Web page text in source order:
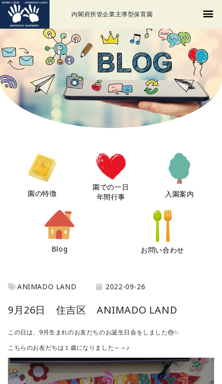
内閣府所管企業主導型保育園
園の特徴
園での一日
年間行事
入園案内
Blog お問い合わせ
ANIMADO LAND 2022-09-26
9月26日 住吉区 ANIMADO LAND
この日は、9月生まれのお友だちのお誕生日会をしました🎂✨
こちらのお友だちは１歳になりました～～♪